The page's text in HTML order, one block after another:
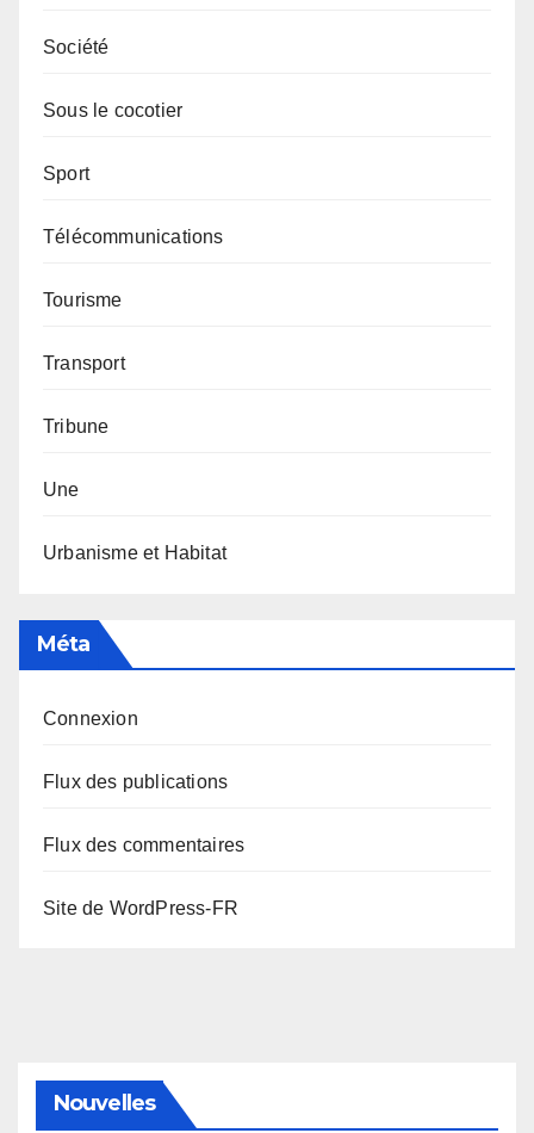
Société
Sous le cocotier
Sport
Télécommunications
Tourisme
Transport
Tribune
Une
Urbanisme et Habitat
Méta
Connexion
Flux des publications
Flux des commentaires
Site de WordPress-FR
Nouvelles